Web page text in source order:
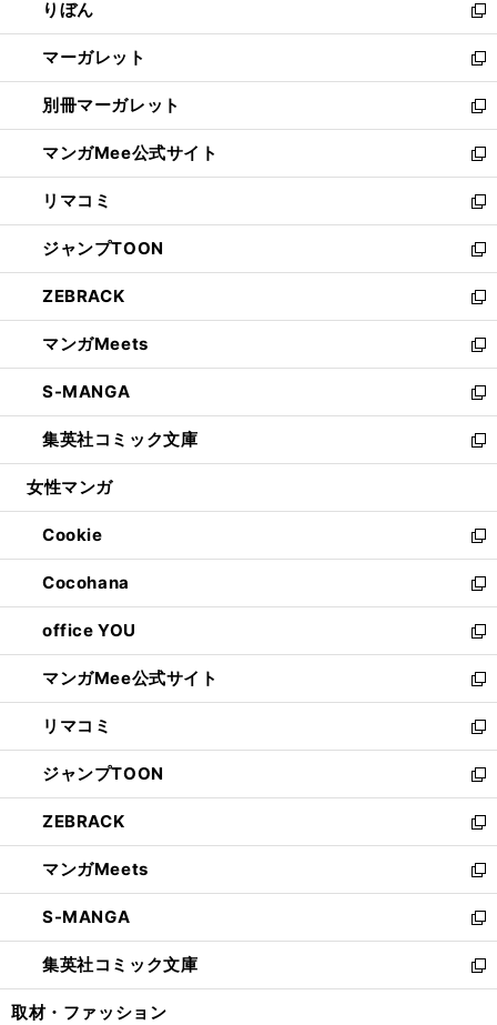
く
で
開
く
ド
ウ
で
開
く
ィ
ン
ド
ウ
で
開
く
りぼん
新
し
い
ウ
ィ
ン
ド
ウ
で
開
く
マーガレット
新
し
い
ウ
ィ
ン
ド
ウ
で
開
く
別冊マーガレット
新
し
い
ウ
ィ
ン
ド
ウ
で
開
く
マンガMee公式サイト
新
し
い
ウ
ィ
ン
ド
ウ
で
開
く
リマコミ
新
し
い
ウ
ィ
ン
ド
ウ
で
開
く
ジャンプTOON
新
し
い
ウ
ィ
ン
ド
ウ
で
開
ZEBRACK
新
し
い
ウ
ィ
ン
ド
ウ
開
く
マンガMeets
新
し
い
ウ
ィ
ン
ウ
で
開
く
S-MANGA
新
し
い
ウ
ン
ド
ウ
で
開
く
集英社コミック文庫
新
し
ウ
ィ
ン
ド
ウ
で
開
く
女性マンガ
Cookie
新
し
い
ウ
ィ
ン
ド
ウ
で
開
く
Cocohana
新
し
い
ウ
ィ
ン
ド
ウ
で
開
く
office YOU
新
し
い
ウ
ィ
ン
ド
ウ
で
開
く
マンガMee公式サイト
新
し
い
ウ
ィ
ン
ド
ウ
で
開
く
リマコミ
新
し
い
ウ
ィ
ン
ド
ウ
で
開
く
ジャンプTOON
新
し
い
ウ
ィ
ン
ド
ウ
で
開
ZEBRACK
新
し
い
ウ
ィ
ン
ド
ウ
マンガMeets
新
し
い
ウ
ィ
ン
S-MANGA
新
し
い
ウ
集英社コミック文庫
新
し
取材・ファッション